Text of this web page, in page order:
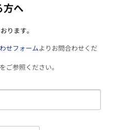
方へ
ります。
せフォームよりお問合わせくだ
参照ください。